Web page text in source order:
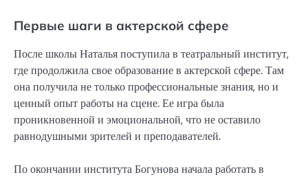
Первые шаги в актерской сфере
После школы Наталья поступила в театральный институт,
где продолжила свое образование в актерской сфере. Там
она получила не только профессиональные знания, но и
ценный опыт работы на сцене. Ее игра была
проникновенной и эмоциональной, что не оставило
равнодушными зрителей и преподавателей.
По окончании института Богунова начала работать в